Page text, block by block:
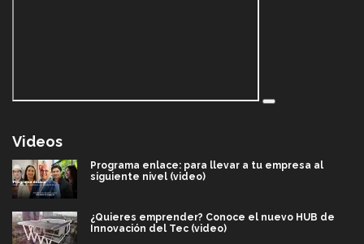
Videos
Programa enlace: para llevar a tu empresa al
siguiente nivel (video)
¿Quieres emprender? Conoce el nuevo HUB de
Innovación del Tec (video)